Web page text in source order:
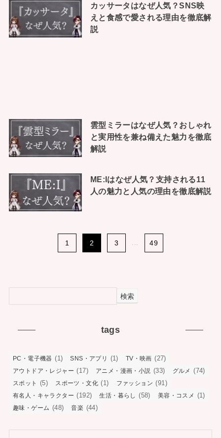
カッサータはなぜ人気？SNS映
えと食感で愛される理由を徹底解
説
雲型ミラーはなぜ人気？おしゃれ
と実用性を兼ね備えた魅力を徹底
解説
ME:Iはなぜ人気？支持される11
人の魅力と人気の理由を徹底解説
1 2 3 ... 49
検索
tags
PC・電子機器 (1) SNS・アプリ (1) TV・映画 (27)
アウトドア・レジャー (17) アニメ・漫画・小説 (33) グルメ (74)
スポット (5) スポーツ・文化 (1) ファッション (91)
有名人・キャラクター (192) 生活・暮らし (58) 美容・コスメ (1)
趣味・ゲーム (48) 音楽 (44)